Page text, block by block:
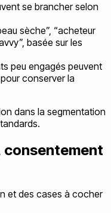
se brancher selon
sèche”, “acheteur
basée sur les
peu engagés peuvent
conserver la
dans la segmentation
consentement
et des cases à cocher